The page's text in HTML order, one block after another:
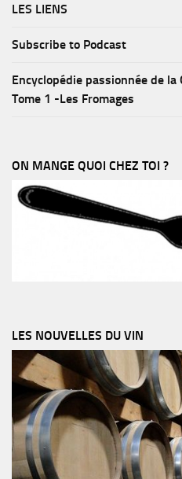
LES LIENS
Subscribe to Podcast
Encyclopédie passionnée de
Tome 1 -Les Fromages
ON MANGE QUOI CHEZ TOI ?
LES NOUVELLES DU VIN